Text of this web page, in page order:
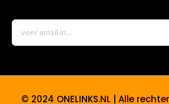
© 2024 ONELINKS.NL | Alle